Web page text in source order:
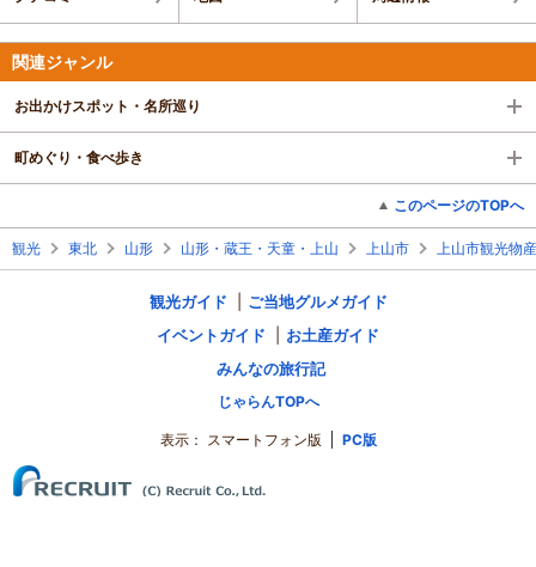
関連ジャンル
お出かけスポット・名所巡り
町めぐり・食べ歩き
このページのTOPへ
観光 東北 山形 山形・蔵王・天童・上山 上山市 上山市観光物
観光ガイド
ご当地グルメガイド
イベントガイド
お土産ガイド
みんなの旅行記
じゃらんTOPへ
表示： スマートフォン版 PC版